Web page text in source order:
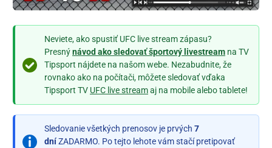
Neviete, ako spustiť UFC live stream zápasu?
Presnýnávod ako sledovať športový livestream na TV
Tipsport nájdete na našom webe. Nezabudnite, že
rovnako ako na počítači, môžete sledovať vďaka
Tipsport TV UFC live streamaj na mobile alebo tablete!
Sledovanie všetkých prenosov je prvých 7
dníZADARMO. Po tejto lehote vám stačí pretipovať